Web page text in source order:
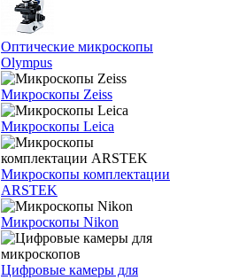
Оптические микроскопы
Olympus
Микроскопы Zeiss
Микроскопы Leica
Микроскопы комплектации
ARSTEK
Микроскопы Nikon
Цифровые камеры для